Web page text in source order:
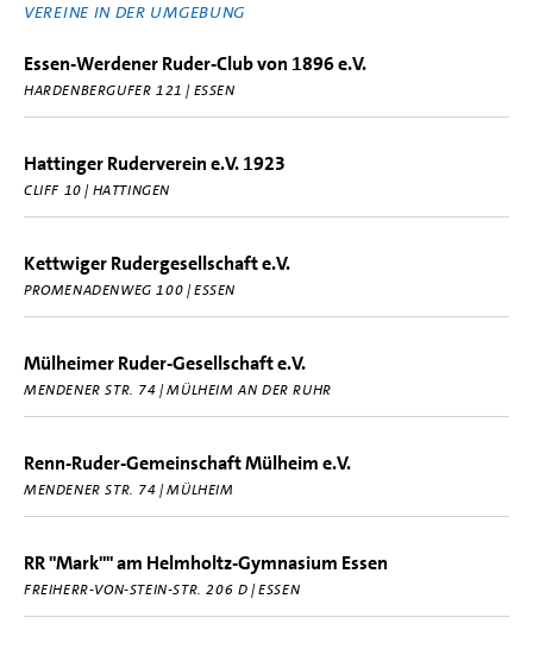
VEREINE IN DER UMGEBUNG
Essen-Werdener Ruder-Club von 1896 e.V.
HARDENBERGUFER 121 | ESSEN
Hattinger Ruderverein e.V. 1923
CLIFF 10 | HATTINGEN
Kettwiger Rudergesellschaft e.V.
PROMENADENWEG 100 | ESSEN
Mülheimer Ruder-Gesellschaft e.V.
MENDENER STR. 74 | MÜLHEIM AN DER RUHR
Renn-Ruder-Gemeinschaft Mülheim e.V.
MENDENER STR. 74 | MÜLHEIM
RR "Mark"" am Helmholtz-Gymnasium Essen
FREIHERR-VON-STEIN-STR. 206 D | ESSEN